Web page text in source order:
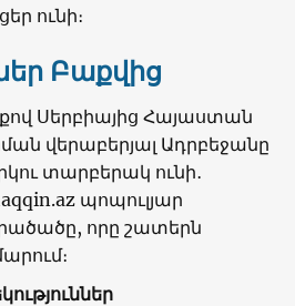
ունի։
Բաքվից
Սերբիայից Հայաստան
վերաբերյալ Ադրբեջանը
տարբերակ ունի․
պոպուլյար
որը շատերն